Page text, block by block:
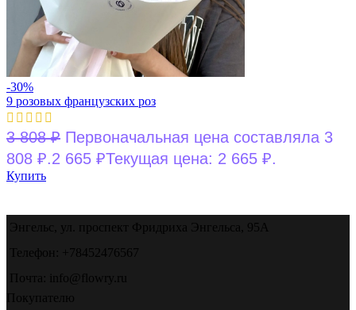
-30%
9 розовых французских роз
3 808₽ Первоначальная цена составляла 3
808 ₽.2 665 ₽Текущая цена: 2 665 ₽.
Купить
Энгельс, ул. проспект Фридриха Энгельса, 95А
Телефон: +78452476567
Почта: info@flowry.ru
Покупателю